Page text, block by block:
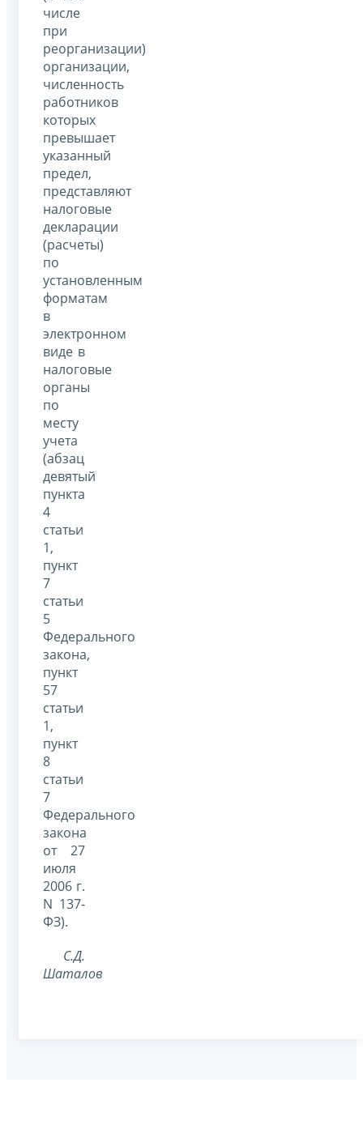
числе
при
реорганизации)
организации,
численность
работников
которых
превышает
указанный
предел,
представляют
налоговые
декларации
(расчеты)
по
установленным
форматам
в
электронном
виде в
налоговые
органы
по
месту
учета
(абзац
девятый
пункта
4
статьи
1,
пункт
7
статьи
5
Федерального
закона,
пункт
57
статьи
1,
пункт
8
статьи
7
Федерального
закона
от 27
июля
2006 г.
N 137-
ФЗ).
С.Д.
Шаталов